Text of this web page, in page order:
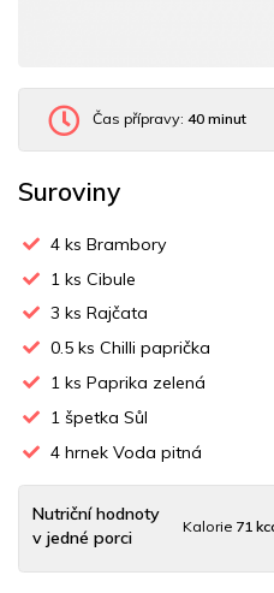
Čas přípravy:40 minut
Suroviny
4 ks Brambory
1 ks Cibule
3 ks Rajčata
0.5 ks Chilli paprička
1 ks Paprika zelená
1 špetka Sůl
4 hrnek Voda pitná
Nutriční hodnoty
v jedné porci
Kalorie 71